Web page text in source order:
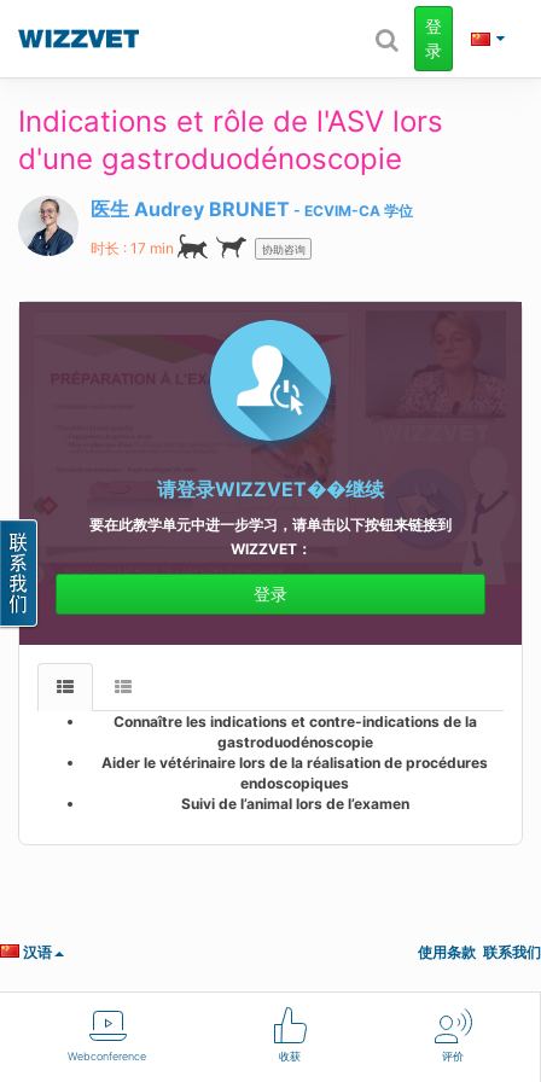
Webconference 收获 评价
登
录
Indications et rôle de l'ASV lors
d'une gastroduodénoscopie
医生 Audrey BRUNET ECVIM-CA 学位
时长 : 17 min 协助咨询
请登录WIZZVET��继续
要在此教学单元中进一步学习，请单击以下按钮来链接到
WIZZVET：
登录
Connaître les indications et contre-indications de la
gastroduodénoscopie
Aider le vétérinaire lors de la réalisation de procédures
endoscopiques
Suivi de l’animal lors de l’examen
汉语 使用条款 联系我们